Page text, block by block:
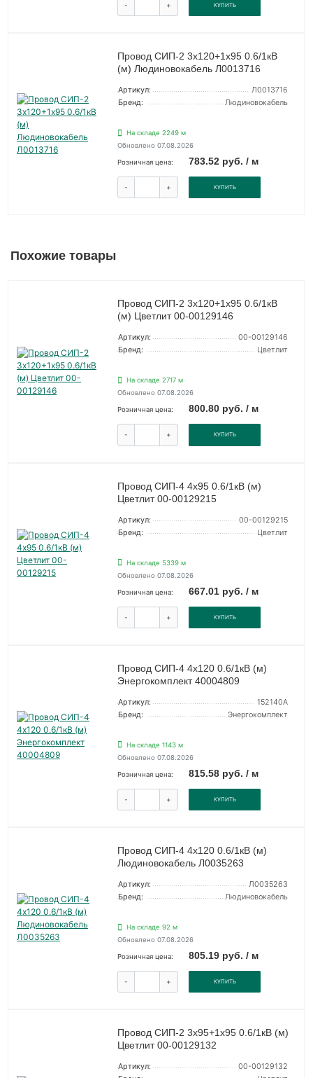
- + КУПИТЬ
Провод СИП-2 3х120+1х95 0.6/1кВ
(м) Людиновокабель Л0013716
Артикул:
Л0013716
Бренд:
Людиновокабель
На складе 2249 м
Обновлено 07.08.2026
Розничная цена: 783.52 руб. / м
- + КУПИТЬ
Похожие товары
Провод СИП-2 3х120+1х95 0.6/1кВ
(м) Цветлит 00-00129146
Артикул:
00-00129146
Бренд:
Цветлит
На складе 2717 м
Обновлено 07.08.2026
Розничная цена: 800.80 руб. / м
- + КУПИТЬ
Провод СИП-4 4х95 0.6/1кВ (м)
Цветлит 00-00129215
Артикул:
00-00129215
Бренд:
Цветлит
На складе 5339 м
Обновлено 07.08.2026
Розничная цена: 667.01 руб. / м
- + КУПИТЬ
Провод СИП-4 4х120 0.6/1кВ (м)
Энергокомплект 40004809
Артикул:
152140А
Бренд:
Энергокомплект
На складе 1143 м
Обновлено 07.08.2026
Розничная цена: 815.58 руб. / м
- + КУПИТЬ
Провод СИП-4 4х120 0.6/1кВ (м)
Людиновокабель Л0035263
Артикул:
Л0035263
Бренд:
Людиновокабель
На складе 92 м
Обновлено 07.08.2026
Розничная цена: 805.19 руб. / м
- + КУПИТЬ
Провод СИП-2 3х95+1х95 0.6/1кВ (м)
Цветлит 00-00129132
Артикул:
00-00129132